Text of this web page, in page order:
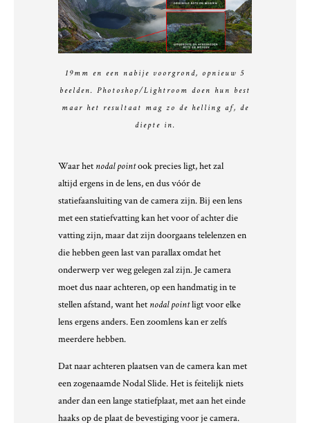
19mm en een nabije voorgrond, opnieuw 5
beelden. Photoshop/Lightroom doen hun best
maar het resultaat mag zo de helling af, de
diepte in.
Waar het nodal pointook precies ligt, het zal
altijd ergens in de lens, en dus vóór de
statiefaansluiting van de camera zijn. Bij een lens
met een statiefvatting kan het voor of achter die
vatting zijn, maar dat zijn doorgaans telelenzen en
die hebben geen last van parallax omdat het
onderwerp ver weg gelegen zal zijn. Je camera
moet dus naar achteren, op een handmatig in te
stellen afstand, want het nodal pointligt voor elke
lens ergens anders. Een zoomlens kan er zelfs
meerdere hebben.
Dat naar achteren plaatsen van de camera kan met
een zogenaamde Nodal Slide. Het is feitelijk niets
ander dan een lange statiefplaat, met aan het einde
haaks op de plaat de bevestiging voor je camera.